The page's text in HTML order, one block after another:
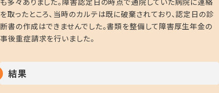
を取ったところ、当時のカルテは既に破棄されており、認定日の診
断書の作成はできませんでした。書類を整備して障害厚生年金の
事後重症請求を行いました。
結果